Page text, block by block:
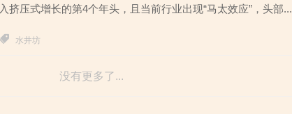
入挤压式增长的第4个年头，且当前行业出现“马太效应”，头部...
水井坊
没有更多了...